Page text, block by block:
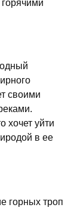
своими
хочет уйти
в ее
горных троп